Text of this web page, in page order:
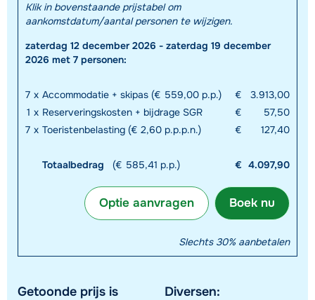
Klik in bovenstaande prijstabel om
aankomstdatum/aantal personen te wijzigen.
zaterdag 12 december 2026 - zaterdag 19 december
2026 met 7 personen:
7 x Accommodatie + skipas (€ 559,00 p.p.) €
3.913,00
1 x Reserveringskosten + bijdrage SGR €
57,50
7 x Toeristenbelasting (€ 2,60 p.p.p.n.) € 127,40
Totaalbedrag (€ 585,41 p.p.) € 4.097,90
Boek nu
Optie aanvragen
Slechts 30% aanbetalen
Getoonde prijs is
Diversen: